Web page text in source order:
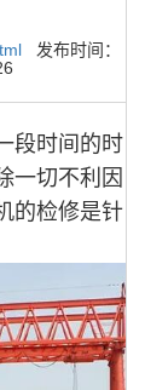
发布时间：
段时间的时
一切不利因
的检修是针